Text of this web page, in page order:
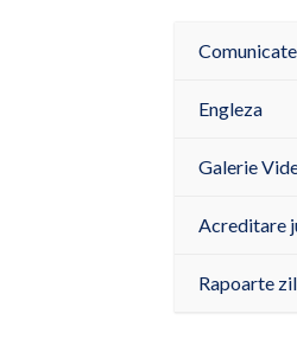
Engleza
Galerie
Acreditare
Rapoarte